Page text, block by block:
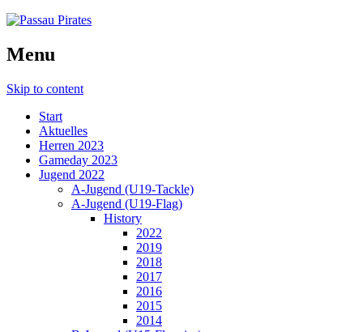
Menu
Skip to content
Start
Aktuelles
Herren 2023
Gameday 2023
Jugend 2022
A-Jugend (U19-Tackle)
A-Jugend (U19-Flag)
History
2022
2019
2018
2017
2016
2015
2014